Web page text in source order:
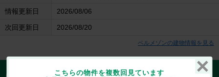
情報更新日 2026/08/06
次回更新日 2026/08/20
ベルメゾンの建物情報を見る
1分で入力完了！入力2項目でOK
こちらの物件を複数回見ています